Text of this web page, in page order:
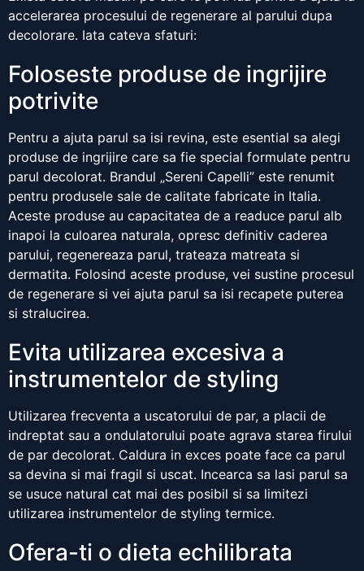
accelerarea procesului de regenerare al parului dupa
decolorare. Iata cateva sfaturi:
Foloseste produse de ingrijire
potrivite
Pentru a ajuta parul sa isi revina, este esential sa alegi
produse de ingrijire care sa fie special formulate pentru
parul decolorat. Brandul „Sereni Capelli” este renumit
pentru produsele sale de calitate fabricate in Italia.
Aceste produse au capacitatea de a readuce parul alb
inapoi la culoarea naturala, opresc definitiv caderea
parului, regenereaza parul, trateaza matreata si
dermatita. Folosind aceste produse, vei sustine procesul
de regenerare si vei ajuta parul sa isi recapete puterea
si stralucirea.
Evita utilizarea excesiva a
instrumentelor de styling
Utilizarea frecventa a uscatorului de par, a placii de
indreptat sau a ondulatorului poate agrava starea firului
de par decolorat. Caldura in exces poate face ca parul
sa devina si mai fragil si uscat. Incearca sa lasi parul sa
se usuce natural cat mai des posibil si sa limitezi
utilizarea instrumentelor de styling termice.
Ofera-ti o dieta echilibrata